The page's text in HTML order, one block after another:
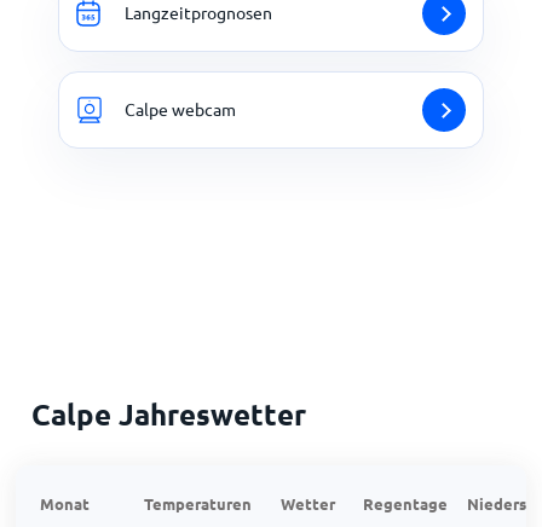
Langzeitprognosen
Calpe webcam
Calpe Jahreswetter
Monat Temperaturen Wetter Regentage